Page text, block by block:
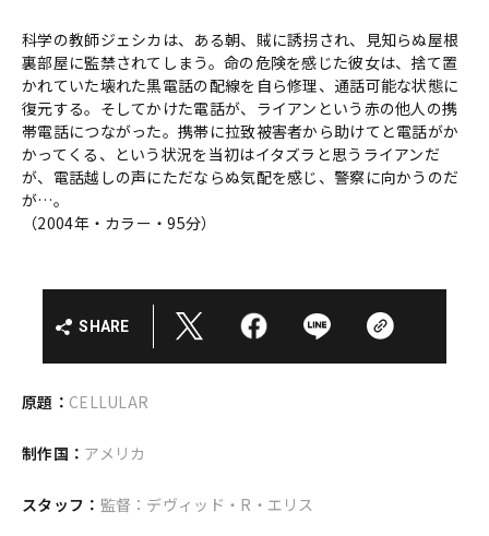
科学の教師ジェシカは、ある朝、賊に誘拐され、見知らぬ屋根
裏部屋に監禁されてしまう。命の危険を感じた彼女は、捨て置
かれていた壊れた黒電話の配線を自ら修理、通話可能な状態に
復元する。そしてかけた電話が、ライアンという赤の他人の携
帯電話につながった。携帯に拉致被害者から助けてと電話がか
かってくる、という状況を当初はイタズラと思うライアンだ
が、電話越しの声にただならぬ気配を感じ、警察に向かうのだ
が…。
（2004年・カラー・95分）
SHARE
原題： CELLULAR
制作国： アメリカ
スタッフ： 監督：デヴィッド・R・エリス